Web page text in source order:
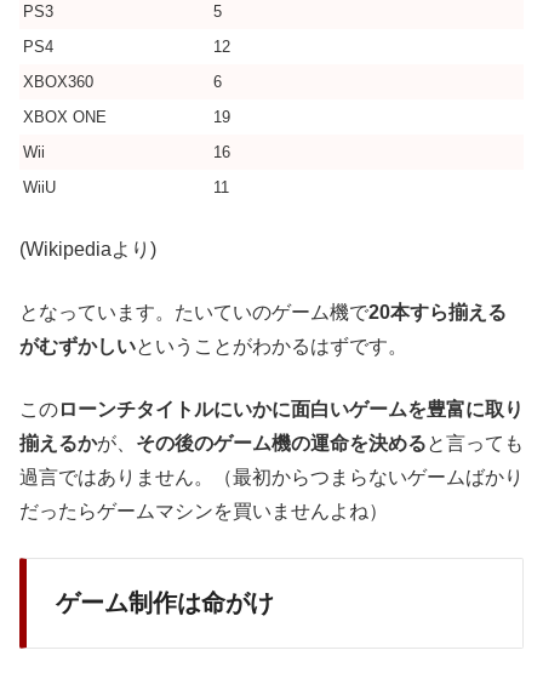
PS3
5
PS4
12
XBOX360
6
XBOX ONE
19
Wii
16
WiiU
11
(Wikipediaより)
となっています。たいていのゲーム機で20本すら揃える
がむずかしいということがわかるはずです。
このローンチタイトルにいかに面白いゲームを豊富に取り
揃えるかが、 その後のゲーム機の運命を決めると言っても
過言ではありません。（最初からつまらないゲームばかり
だったらゲームマシンを買いませんよね）
ゲーム制作は命がけ